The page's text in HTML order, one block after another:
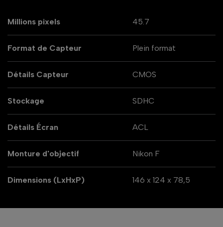
Millions pixels 45.7
Format de Capteur Plein format
Détails Capteur CMOS
Stockage SDHC
Détails Écran ACL
Monture d'objectif Nikon F
Dimensions (LxHxP) 146 x 124 x 78,5